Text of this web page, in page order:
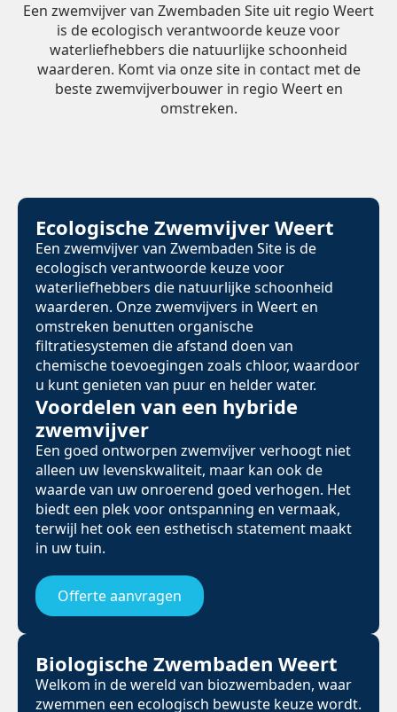
Een zwemvijver van Zwembaden Site uit regio Weert
is de ecologisch verantwoorde keuze voor
waterliefhebbers die natuurlijke schoonheid
waarderen. Komt via onze site in contact met de
beste zwemvijverbouwer in regio Weert en
omstreken.
Ecologische Zwemvijver Weert
Een zwemvijver van Zwembaden Site is de
ecologisch verantwoorde keuze voor
waterliefhebbers die natuurlijke schoonheid
waarderen. Onze zwemvijvers in Weert en
omstreken benutten organische
filtratiesystemen die afstand doen van
chemische toevoegingen zoals chloor, waardoor
u kunt genieten van puur en helder water.
Voordelen van een hybride
zwemvijver
Een goed ontworpen zwemvijver verhoogt niet
alleen uw levenskwaliteit, maar kan ook de
waarde van uw onroerend goed verhogen. Het
biedt een plek voor ontspanning en vermaak,
terwijl het ook een esthetisch statement maakt
in uw tuin.
Offerte aanvragen
Biologische Zwembaden Weert
Welkom in de wereld van biozwembaden, waar
zwemmen een ecologisch bewuste keuze wordt.